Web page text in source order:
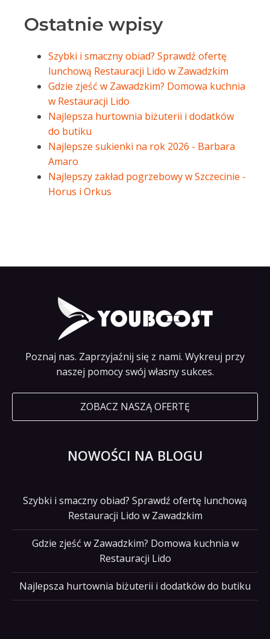
Ostatnie wpisy
Szybki i smaczny obiad? Sprawdź ofertę
lunchową Restauracji Lido w Zawadzkim
Gdzie zjeść w Zawadzkim? Domowa kuchnia
w Restauracji Lido
Najlepsza hurtownia biżuterii i dodatków
do butiku
Najlepsze sukienki na rok 2026 - Barbara
Amaro
Najlepszy zakład pogrzebowy w Szczecinie -
Horus i Orkus
Poznaj nas. Zaprzyjaźnij się z nami. Wykreuj przy
naszej pomocy swój własny sukces.
ZOBACZ NASZĄ OFERTĘ
NOWOŚCI NA BLOGU
Szybki i smaczny obiad? Sprawdź ofertę lunchową
Restauracji Lido w Zawadzkim
Gdzie zjeść w Zawadzkim? Domowa kuchnia w
Restauracji Lido
Najlepsza hurtownia biżuterii i dodatków do butiku